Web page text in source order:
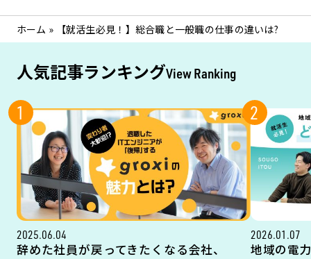
ホーム » 【就活生必見！】総合職と一般職の仕事の違いは?
人気記事ランキングView Ranking
1
2025.06.04
辞めた社員が戻ってきたくなる会社、
2
2026.01.07
地域の電